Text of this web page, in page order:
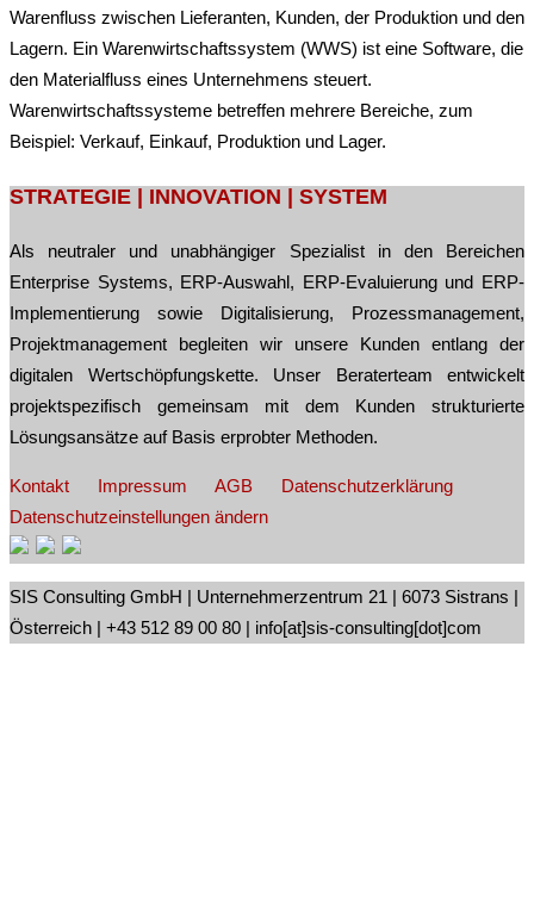
Warenfluss zwischen Lieferanten, Kunden, der Produktion und den
Lagern. Ein Warenwirtschaftssystem (WWS) ist eine Software, die
den Materialfluss eines Unternehmens steuert.
Warenwirtschaftssysteme betreffen mehrere Bereiche, zum
Beispiel: Verkauf, Einkauf, Produktion und Lager.
STRATEGIE | INNOVATION | SYSTEM
Als neutraler und unabhängiger Spezialist in den Bereichen
Enterprise Systems, ERP-Auswahl, ERP-Evaluierung und ERP-
Implementierung sowie Digitalisierung, Prozessmanagement,
Projektmanagement begleiten wir unsere Kunden entlang der
digitalen Wertschöpfungskette. Unser Beraterteam entwickelt
projektspezifisch gemeinsam mit dem Kunden strukturierte
Lösungsansätze auf Basis erprobter Methoden.
Kontakt Impressum AGB
Datenschutzerklärung
Datenschutzeinstellungen ändern
SIS Consulting GmbH | Unternehmerzentrum 21 | 6073 Sistrans |
Österreich | +43 512 89 00 80 | info[at]sis-consulting[dot]com